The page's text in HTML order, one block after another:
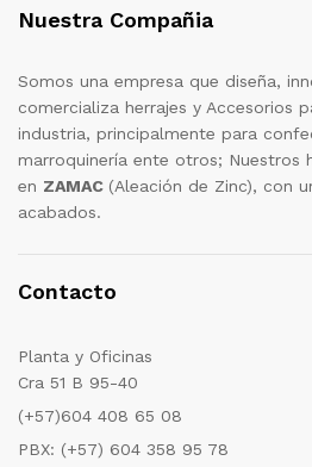
Nuestra Compañia
Somos una empresa que diseña,
comercializa herrajes y Accesorios
industria, principalmente para
marroquinería ente otros; Nuestros
en ZAMAC (Aleación de Zinc), con
acabados.
Contacto
Planta y Oficinas
Cra 51 B 95-40
(+57)604 408 65 08
PBX: (+57) 604 358 95 78